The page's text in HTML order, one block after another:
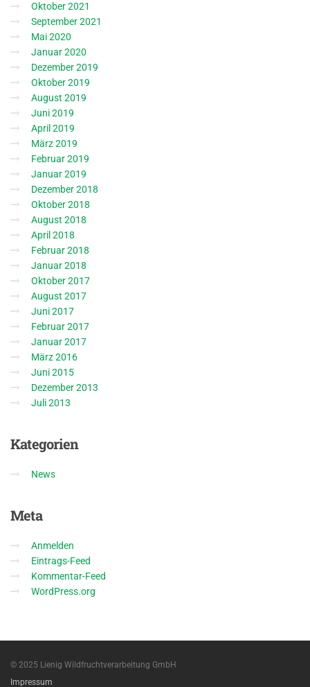
Oktober 2021
September 2021
Mai 2020
Januar 2020
Dezember 2019
Oktober 2019
August 2019
Juni 2019
April 2019
März 2019
Februar 2019
Januar 2019
Dezember 2018
Oktober 2018
August 2018
April 2018
Februar 2018
Januar 2018
Oktober 2017
August 2017
Juni 2017
Februar 2017
Januar 2017
März 2016
Juni 2015
Dezember 2013
Juli 2013
Kategorien
News
Meta
Anmelden
Eintrags-Feed
Kommentar-Feed
WordPress.org
© 2025 Lienig Wildfruchtverarbeitung GmbH
Impressum